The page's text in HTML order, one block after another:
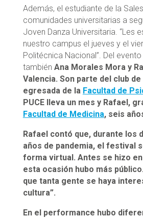
Además, el estudiante de la
comunidades universitarias a
Joven Danza Universitaria. “Les
nuestro campus el jueves y el
Politécnica Nacional”. Del
también Ana Morales Mora y
Valencia. Son parte del club
egresada de la Facultad de
PUCE lleva un mes y Rafael,
Facultad de Medicina, seis
Rafael contó que, durante los
años de pandemia, el festival
forma virtual. Antes se hizo en
esta ocasión hubo más
que tanta gente se haya
cultura”.
En el performance hubo